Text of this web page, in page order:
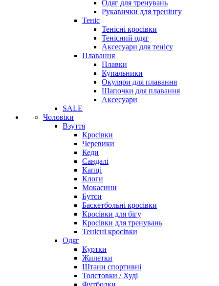
Одяг для тренувань
Рукавички для тренінгу
Теніс
Тенісні кросівки
Тенісний одяг
Аксесуари для тенісу
Плавання
Плавки
Купальники
Окуляри для плавання
Шапочки для плавання
Аксесуари
SALE
Чоловіки
Взуття
Кросівки
Черевики
Кеди
Сандалі
Капці
Клоги
Мокасини
Бутси
Баскетбольні кросівки
Кросівки для бігу
Кросівки для тренувань
Тенісні кросівки
Одяг
Куртки
Жилетки
Штани спортивні
Толстовки / Худі
Футболки